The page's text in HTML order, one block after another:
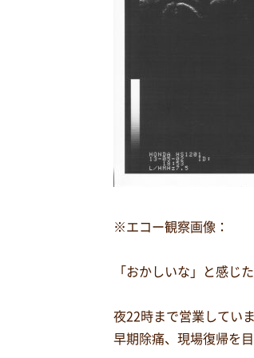
※エコー観察画像：
「おかしいな」と感じ
夜22時まで営業してい
早期除痛、現場復帰を